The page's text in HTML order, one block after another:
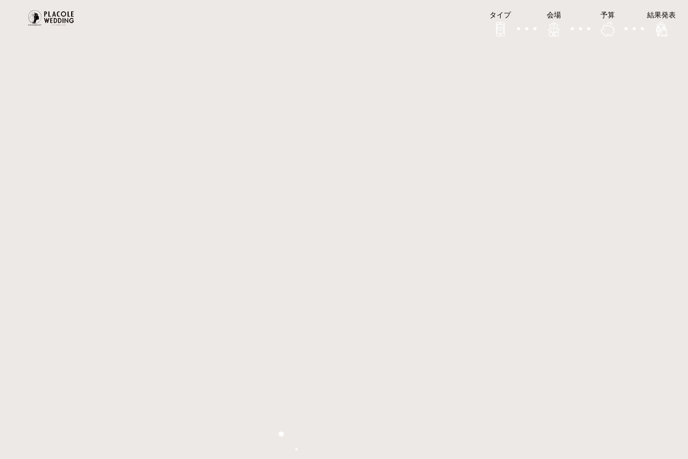
タイプ 会場 予算 結果発表